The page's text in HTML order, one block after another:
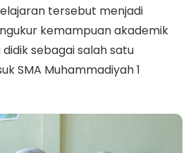
tersebut menjadi
kemampuan akademik
sebagai salah satu
SMA Muhammadiyah 1